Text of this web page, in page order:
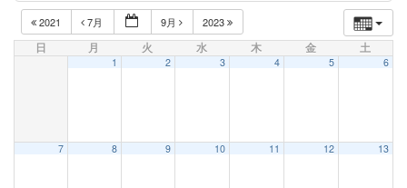
2021 7月 9月 2023
日 月 火 水 木 金 土
1 2 3 4 5 6
7 8 9 10 11 12 13